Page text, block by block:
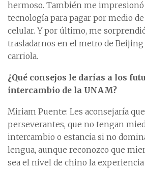
hermoso. También me impresionó
tecnología para pagar por medio
celular. Y por último, me
trasladarnos en el metro de
carriola.
¿Qué consejos le darías a los
intercambio de la UNAM?
Miriam Puente: Les aconsejaría
perseverantes, que no tengan
intercambio o estancia si no
lengua, aunque reconozco que
sea el nivel de chino la